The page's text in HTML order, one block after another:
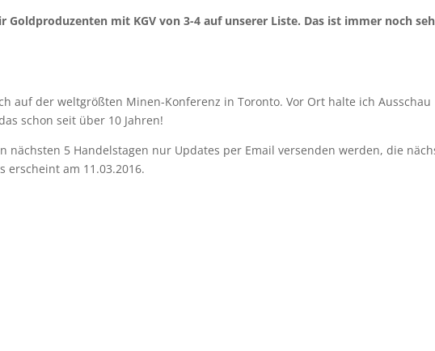
Goldproduzenten mit KGV von 3-4 auf unserer Liste. Das ist immer noch
auf der weltgrößten Minen-Konferenz in Toronto. Vor Ort halte ich Ausschau
schon seit über 10 Jahren!
nächsten 5 Handelstagen nur Updates per Email versenden werden, die
erscheint am 11.03.2016.